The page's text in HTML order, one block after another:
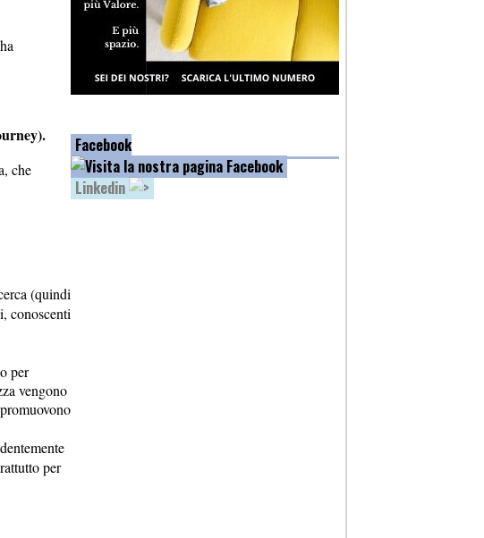
che
(quindi
conoscenti
per
vengono
per
Facebook
Linkedin